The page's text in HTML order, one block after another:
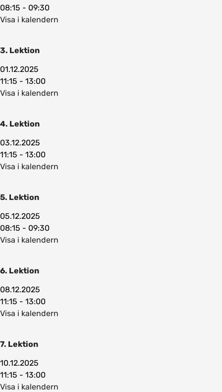
08:15 - 09:30
Visa i kalendern
3. Lektion
01.12.2025
11:15 - 13:00
Visa i kalendern
4. Lektion
03.12.2025
11:15 - 13:00
Visa i kalendern
5. Lektion
05.12.2025
08:15 - 09:30
Visa i kalendern
6. Lektion
08.12.2025
11:15 - 13:00
Visa i kalendern
7. Lektion
10.12.2025
11:15 - 13:00
Visa i kalendern